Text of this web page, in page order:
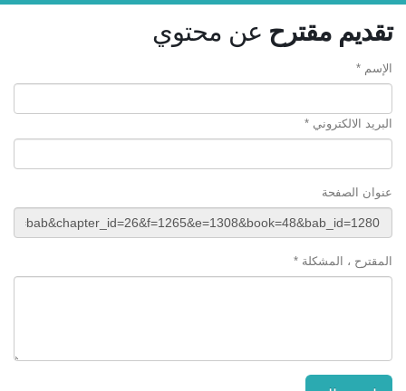
تقديم مقترح عن محتوي
الإسم *
البريد الالكتروني *
عنوان الصفحة
المقترح ، المشكلة *